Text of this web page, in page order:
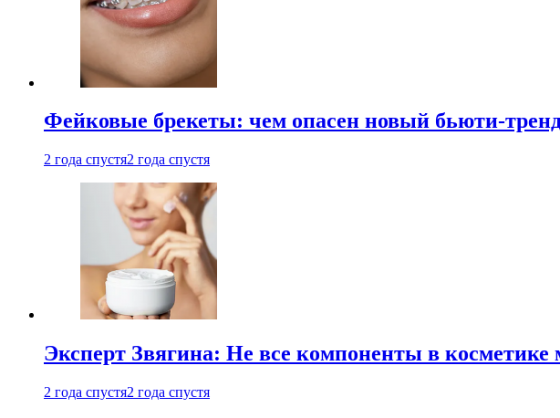
Фейковые брекеты: чем опасен новый бьюти-тренд
2 года спустя2 года спустя
Эксперт Звягина: Не все компоненты в
2 года спустя2 года спустя